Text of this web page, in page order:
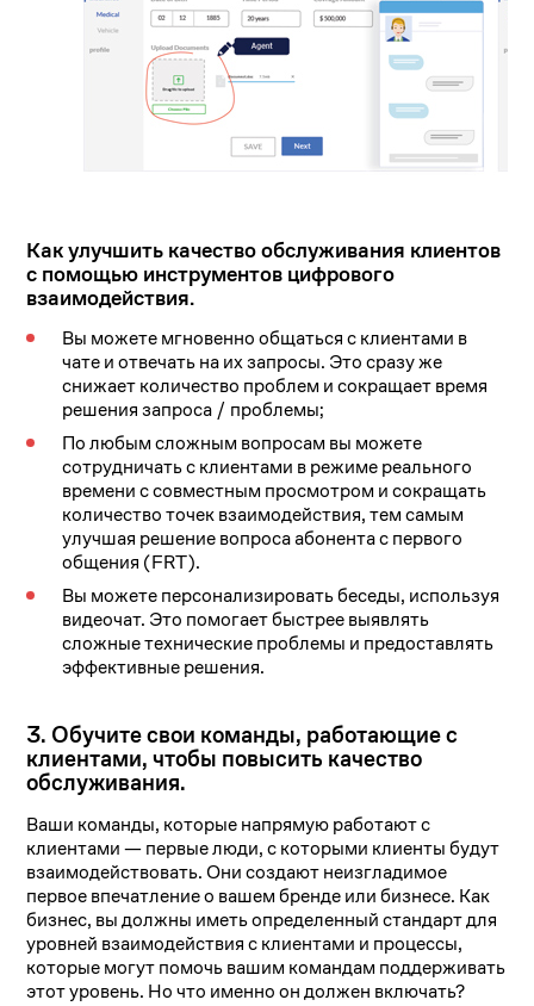
Как улучшить качество обслуживания клиентов
с помощью инструментов цифрового
взаимодействия.
Вы можете мгновенно общаться с клиентами в
чате и отвечать на их запросы. Это сразу же
снижает количество проблем и сокращает время
решения запроса / проблемы;
По любым сложным вопросам вы можете
сотрудничать с клиентами в режиме реального
времени с совместным просмотром и сокращать
количество точек взаимодействия, тем самым
улучшая решение вопроса абонента с первого
общения (FRT).
Вы можете персонализировать беседы, используя
видеочат. Это помогает быстрее выявлять
сложные технические проблемы и предоставлять
эффективные решения.
3. Обучите свои команды, работающие с
клиентами, чтобы повысить качество
обслуживания.
Ваши команды, которые напрямую работают с
клиентами — первые люди, с которыми клиенты будут
взаимодействовать. Они создают неизгладимое
первое впечатление о вашем бренде или бизнесе. Как
бизнес, вы должны иметь определенный стандарт для
уровней взаимодействия с клиентами и процессы,
которые могут помочь вашим командам поддерживать
этот уровень. Но что именно он должен включать?